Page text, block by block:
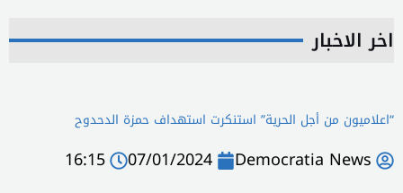
اخر الاخبار
“اعلاميون من أجل الحرية” استنكرت استهداف حمزة الدحدوح
Democratia News
07/01/2024
16:15